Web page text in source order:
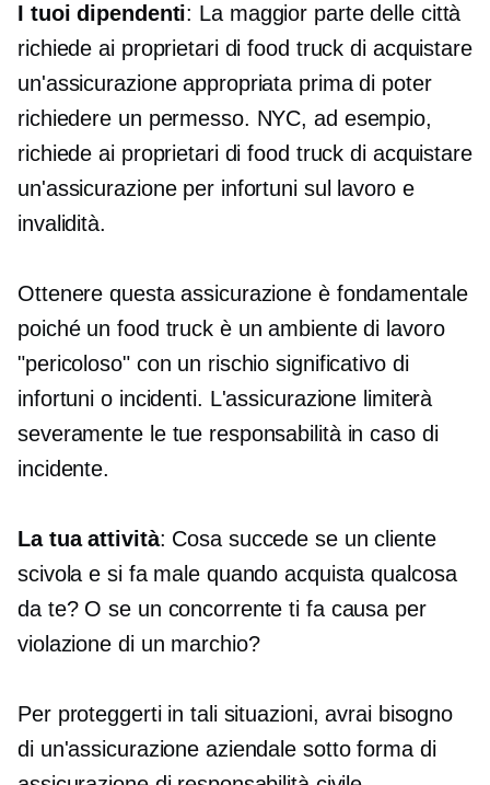
I tuoi dipendenti: La maggior parte delle città
richiede ai proprietari di food truck di acquistare
un'assicurazione appropriata prima di poter
richiedere un permesso. NYC, ad esempio,
richiede ai proprietari di food truck di acquistare
un'assicurazione per infortuni sul lavoro e
invalidità.
Ottenere questa assicurazione è fondamentale
poiché un food truck è un ambiente di lavoro
"pericoloso" con un rischio significativo di
infortuni o incidenti. L'assicurazione limiterà
severamente le tue responsabilità in caso di
incidente.
La tua attività: Cosa succede se un cliente
scivola e si fa male quando acquista qualcosa
da te? O se un concorrente ti fa causa per
violazione di un marchio?
Per proteggerti in tali situazioni, avrai bisogno
di un'assicurazione aziendale sotto forma di